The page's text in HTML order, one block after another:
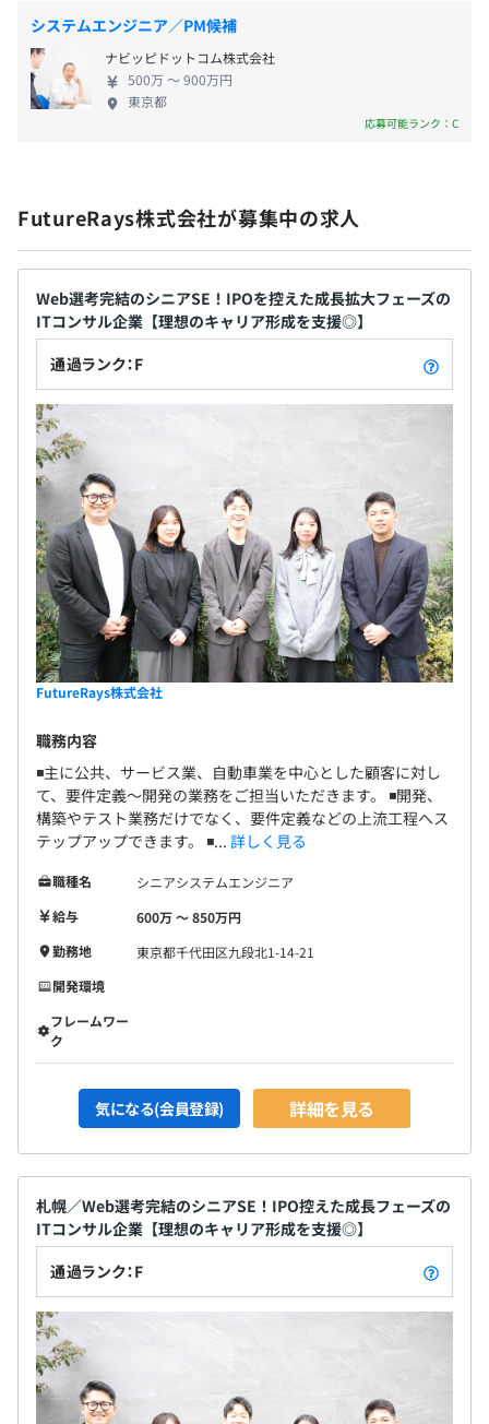
研修サービス（udemy・ALL DIFFERNT）
AWS研修
SAPコンサル研修
PM研修 等
相談のうえ、ご希望のマシンを支給します。
プロジェクトはチーム制を基本としています。
後輩思い、仲間思いの先輩のもとで、安心して会社や仕事
環境に慣れていただけます。
当社の評価制度は単なる評価ではなく、エンジニアの成長
を支援する仕組みとして毎年改善を繰り返しています。
主にランクに応じた目標評価、スキル評価、クライアント
評価や社内活動への取り組みについての定性評価を組みわ
せて、出来るだけフェアな評価になることを心がけていま
す。
札幌：5名
東京：122名
大阪：69名
名古屋：9名
広島：19名
福岡：27名
・男女比
男性：176名
女性：75名
配属場所により異なります。
各種社会保険完備（雇用・労災・健康・厚生年金）
GLTD制度（長期障害所得補償保険）加入（介護特約あ
り）
無期雇用
6カ月（期間中、条件の変更はありません）
定外労働時間（2024年度実績）10.1時間 平均有給
休暇取得日数（2024年度実績）15.5日 ・当社は、
「長く働ける会社」をめざしています。希望する社員
にはぜひ長く働いてもらいたいと思っています。。
〈育児休暇取得率 男性50% 女性100%〉 ・社員の
システムエンジニア／PM候補
ナビッピドットコム株式会社
500万 〜 900万円
東京都
応募可能ランク：C
FutureRays株式会社が募集中の求人
Web選考完結のシニアSE！IPOを控えた成長拡大フェーズの
ITコンサル企業【理想のキャリア形成を支援◎】
通過ランク：F
FutureRays株式会社
職務内容
◾️主に公共、サービス業、自動車業を中心とした顧客に対し
て、要件定義～開発の業務をご担当いただきます。 ◾️開発、
構築やテスト業務だけでなく、要件定義などの上流工程へス
テップアップできます。 ◾... 詳しく見る
職種名
シニアシステムエンジニア
給与
600万 〜 850万円
勤務地
東京都千代田区九段北1-14-21
開発環境
フレームワー
ク
気になる(会員登録) 詳細を見る
札幌／Web選考完結のシニアSE！IPO控えた成長フェーズの
ITコンサル企業【理想のキャリア形成を支援◎】
通過ランク：F